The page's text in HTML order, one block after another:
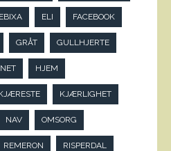
EBIXA ELI FACEBOOK
GRÅT GULLHJERTE
HJEM
KJÆRLIGHET
NAV OMSORG
REMERON RISPERDAL